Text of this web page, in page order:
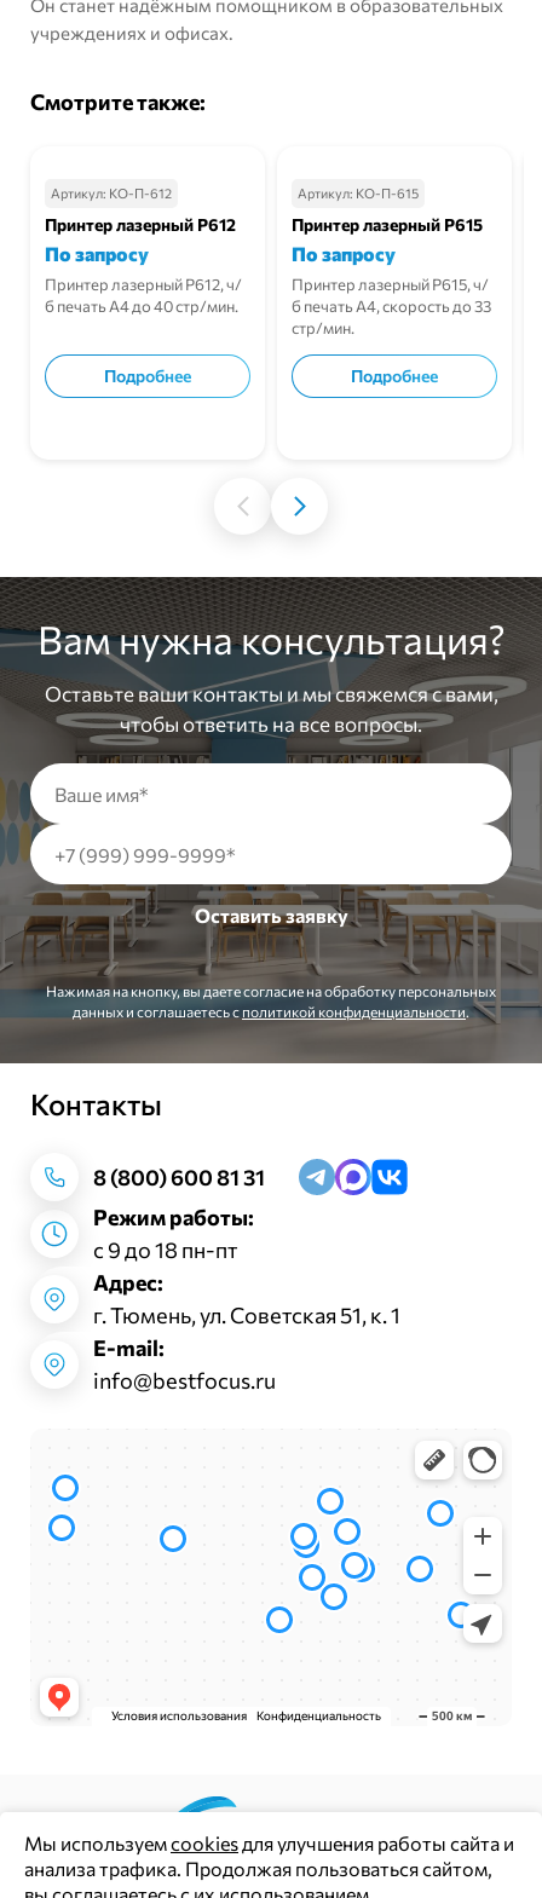
Он станет надёжным помощником в образовательных
учреждениях и офисах.
Смотрите также:
Артикул: КО-П-612
Принтер лазерный Р612
По запросу
Принтер лазерный Р612, ч/
б печать A4 до 40 стр/мин.
Подробнее
Артикул: КО-П-615
Принтер лазерный Р615
По запросу
Принтер лазерный Р615, ч/
б печать A4, скорость до 33
стр/мин.
Подробнее
Вам нужна консультация?
Оставьте ваши контакты и мы свяжемся с вами,
чтобы ответить на все вопросы.
Нажимая на кнопку, вы даете согласие на обработку персональных
данных и соглашаетесь c политикой конфиденциальности.
Контакты
8 (800) 600 81 31
Режим работы:
с 9 до 18 пн-пт
Адрес:
г. Тюмень, ул. Советская 51, к. 1
E-mail:
info@bestfocus.ru
Цены и информация на сайте носят информационный
Мы используемcookies для улучшения работы сайта и
анализа трафика. Продолжая пользоваться сайтом,